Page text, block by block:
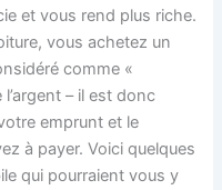
et vous rend plus riche.
vous achetez un
comme «
– il est donc
emprunt et le
à payer. Voici quelques
qui pourraient vous y